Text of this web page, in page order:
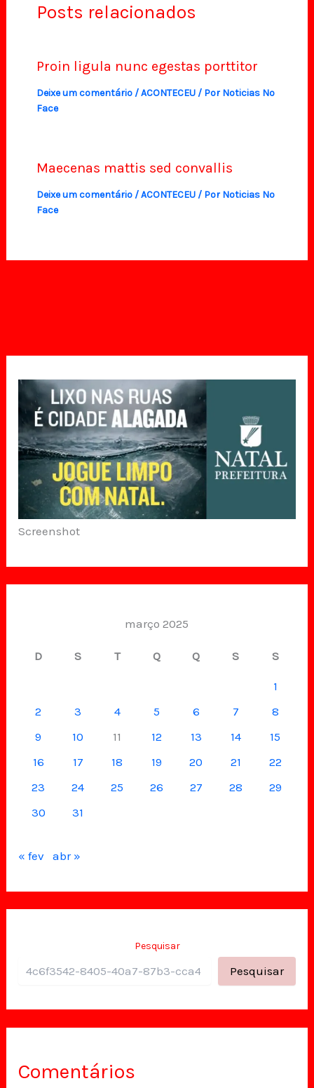
Screenshot
março 2025
D S T Q Q S S
1
2
3 4 5 6 7
8
9
10 11 12 13 14
15
16
17 18 19 20 21
22
23
24 25 26 27 28
29
30
31
« fev abr »
Pesquisar
Pesquisar
Comentários
Posts relacionados
Proin ligula nunc egestas porttitor
Deixe um comentário /ACONTECEU/ Por Noticias No
Face
Maecenas mattis sed convallis
Deixe um comentário /ACONTECEU/ Por Noticias No
Face